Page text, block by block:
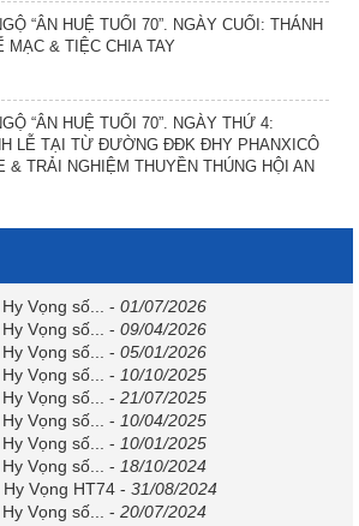
“ÂN HUỆ TUỔI 70”. NGÀY CUỐI: THÁNH
MẠC & TIỆC CHIA TAY
“ÂN HUỆ TUỔI 70”. NGÀY THỨ 4:
LỄ TẠI TỪ ĐƯỜNG ĐĐK ĐHY PHANXICÔ
& TRẢI NGHIỆM THUYỀN THÚNG HỘI AN
Vọng số... - 01/07/2026
Vọng số...
- 09/04/2026
Vọng số...
- 05/01/2026
Vọng số...
- 10/10/2025
Vọng số...
- 21/07/2025
Vọng số...
- 10/04/2025
Vọng số...
- 10/01/2025
Vọng số...
- 18/10/2024
Vọng HT74 - 31/08/2024
Vọng số...
- 20/07/2024